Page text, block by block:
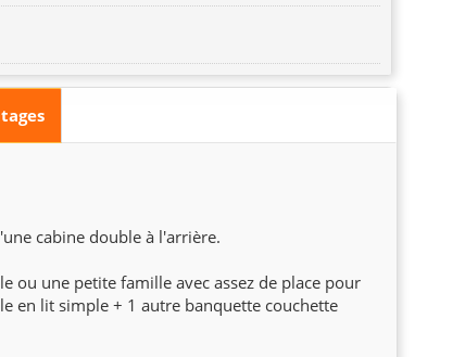
cabine double à l'arrière.
ou une petite famille avec assez de place pour
en lit simple + 1 autre banquette couchette